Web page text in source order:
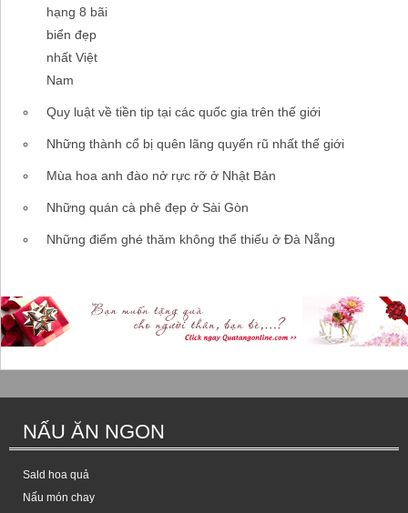
hạng 8 bãi
biển đẹp
nhất Việt
Nam
Quy luật về tiền tip tại các quốc gia trên thế giới
Những thành cổ bị quên lãng quyến rũ nhất thế giới
Mùa hoa anh đào nở rực rỡ ở Nhật Bản
Những quán cà phê đẹp ở Sài Gòn
Những điểm ghé thăm không thể thiếu ở Đà Nẵng
NẤU ĂN NGON
Sald hoa quả
Nấu món chay